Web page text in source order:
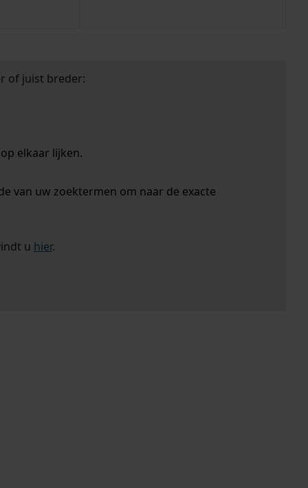
of juist breder:
elkaar lijken.
van uw zoektermen om naar de exacte
u hier.